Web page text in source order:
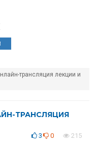
трансляция лекции и
ТРАНСЛЯЦИЯ
3 0 215